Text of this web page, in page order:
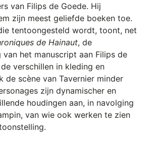
van Filips de Goede. Hij
zijn meest geliefde boeken toe.
tentoongesteld wordt, toont, net
de Hainaut, de
van het manuscript aan Filips de
verschillen in kleding en
de scène van Tavernier minder
zijn dynamischer en
houdingen aan, in navolging
van wie ook werken te zien